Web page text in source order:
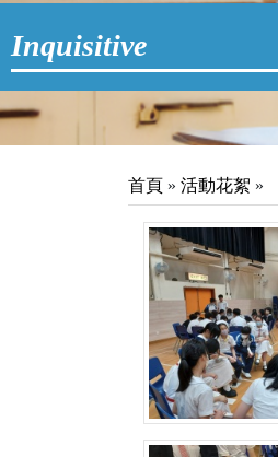
Inquisitive
首頁 » 活動花絮 »